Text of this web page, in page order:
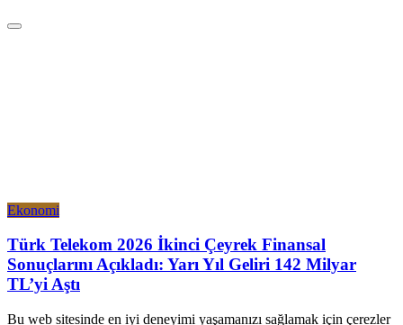
Ekonomi
Türk Telekom 2026 İkinci Çeyrek Finansal
Sonuçlarını Açıkladı: Yarı Yıl Geliri 142 Milyar
TL’yi Aştı
Bu web sitesinde en iyi deneyimi yaşamanızı sağlamak için çerezler